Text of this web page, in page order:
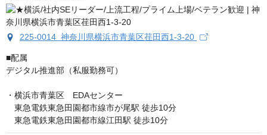
225-0014 神奈川県横浜市青葉区荏田西1-3-20
■配属
デジタル推進部（私服勤務可）
・横浜市青葉区　EDAセンター
東急電鉄東急田園都市線市が尾駅 徒歩10分
東急電鉄東急田園都市線江田駅 徒歩10分